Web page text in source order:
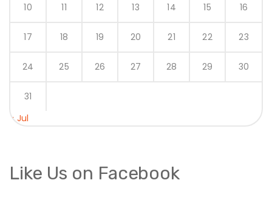
10 11 12 13 14 15 16
17 18 19 20 21 22 23
24 25 26 27 28 29 30
31
« Jul
Like Us on Facebook